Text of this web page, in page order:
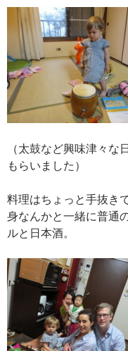
（太鼓など興味津々
もらいました）
料理はちょっと手抜き
身なんかと一緒に普通
ルと日本酒。